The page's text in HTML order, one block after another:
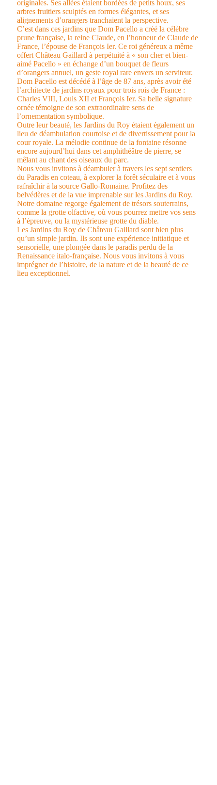
originales. Ses allées étaient bordées de petits houx, ses
arbres fruitiers sculptés en formes élégantes, et ses
alignements d’orangers tranchaient la perspective.
C’est dans ces jardins que Dom Pacello a créé la célèbre
prune française, la reine Claude, en l’honneur de Claude de
France, l’épouse de François Ier. Ce roi généreux a même
offert Château Gaillard à perpétuité à « son cher et bien-
aimé Pacello » en échange d’un bouquet de fleurs
d’orangers annuel, un geste royal rare envers un serviteur.
Dom Pacello est décédé à l’âge de 87 ans, après avoir été
l’architecte de jardins royaux pour trois rois de France :
Charles VIII, Louis XII et François Ier. Sa belle signature
ornée témoigne de son extraordinaire sens de
l’ornementation symbolique.
Outre leur beauté, les Jardins du Roy étaient également un
lieu de déambulation courtoise et de divertissement pour la
cour royale. La mélodie continue de la fontaine résonne
encore aujourd’hui dans cet amphithéâtre de pierre, se
mêlant au chant des oiseaux du parc.
Nous vous invitons à déambuler à travers les sept sentiers
du Paradis en coteau, à explorer la forêt séculaire et à vous
rafraîchir à la source Gallo-Romaine. Profitez des
belvédères et de la vue imprenable sur les Jardins du Roy.
Notre domaine regorge également de trésors souterrains,
comme la grotte olfactive, où vous pourrez mettre vos sens
à l’épreuve, ou la mystérieuse grotte du diable.
Les Jardins du Roy de Château Gaillard sont bien plus
qu’un simple jardin. Ils sont une expérience initiatique et
sensorielle, une plongée dans le paradis perdu de la
Renaissance italo-française. Nous vous invitons à vous
imprégner de l’histoire, de la nature et de la beauté de ce
lieu exceptionnel.